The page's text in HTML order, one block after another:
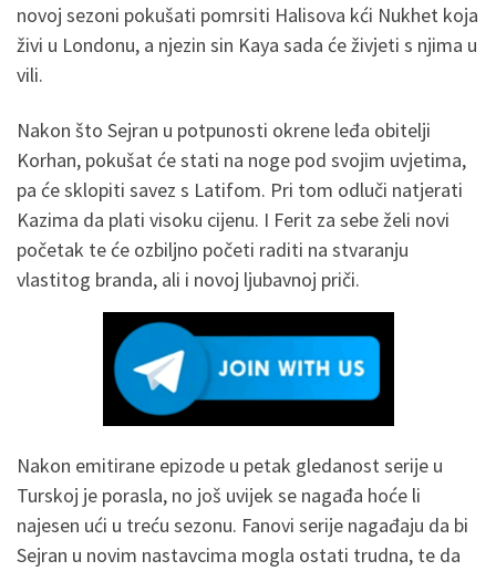
novoj sezoni pokušati pomrsiti Halisova kći Nukhet koja
živi u Londonu, a njezin sin Kaya sada će živjeti s njima u
vili.
Nakon što Sejran u potpunosti okrene leđa obitelji
Korhan, pokušat će stati na noge pod svojim uvjetima,
pa će sklopiti savez s Latifom. Pri tom odluči natjerati
Kazima da plati visoku cijenu. I Ferit za sebe želi novi
početak te će ozbiljno početi raditi na stvaranju
vlastitog branda, ali i novoj ljubavnoj priči.
Nakon emitirane epizode u petak gledanost serije u
Turskoj je porasla, no još uvijek se nagađa hoće li
najesen ući u treću sezonu. Fanovi serije nagađaju da bi
Sejran u novim nastavcima mogla ostati trudna, te da